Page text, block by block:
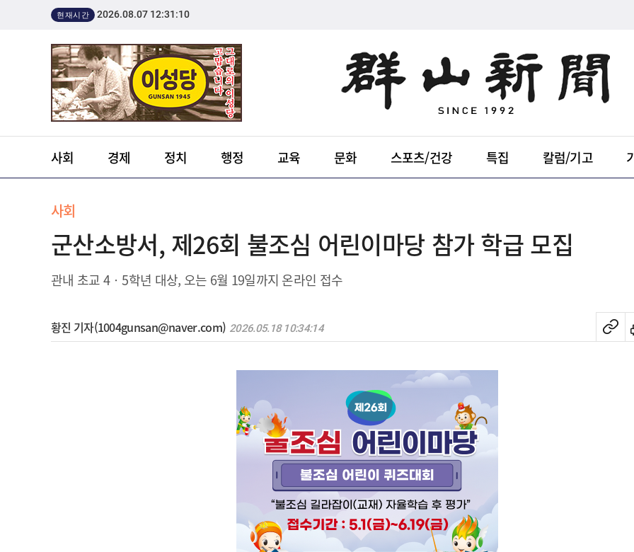
현재시간 2026.08.07 12:31:10
사회 경제 정치 행정 교육 문화 스포츠/건강 특집 칼럼/기고
사회
군산소방서, 제26회 불조심 어린이마당 참가 학급 모집
관내 초교 4‧5학년 대상, 오는 6월 19일까지 온라인 접수
황진 기자(1004gunsan@naver.com) 2026.05.18 10:34:14